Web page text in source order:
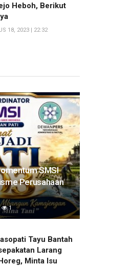
Heboh, Berikut
18, 2023 | 22:32
SMSI
Perusahaan
1
Tayu Bantah
Larang
Minta Isu